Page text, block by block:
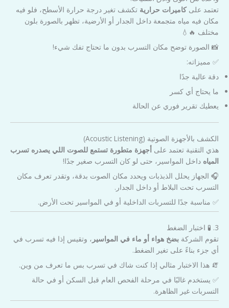
تعتمد علىكاميرات حرارية تكشف تغير درجة حرارة الأسطح، فلو فيه
مكان فيه مياه متجمعة داخل الجدار أو الأرضية، تظهر بالصورة بلون
مختلف 🔥💧
📸 الصورة توضح مكان التسرب بدون ما تحتاج تفك شيء!
✅ مميزاته:
دقة عالية جدًا
ما يحتاج أي كسر
يعطيك تقرير فوري عن الحالة
الكشف بالأجهزة الصوتية (Acoustic Listening)
هذي التقنية تعتمد على أجهزة متطورة تستمع للصوت اللي يصدره تسرب
المياه داخل المواسير، حتى لو كان التسرب صغير جدًا!
🎧 الجهاز يحلل الذبذبات ويحدد مكان الصوت بدقة، وتقدر تعرف مكان
التسرب تحت البلاط أو داخل الجدار.
✅ مناسبة جدًا للتسربات الداخلية أو في المواسير تحت الأرض.
3. 🧪 اختبار الضغط
تقوم الشركة بضخ هواء أو ماء في المواسير ، وتقيس إذا فيه تسرب في
أي جزء بناءً على تغير الضغط.
🧯 هذا الاختبار مثالي إذا كنت شاك في تسرب بس ما تعرف من وين.
✅ يستخدم غالبًا في مرحلة الفحص العام قبل السكن أو في حالة
التسربات غير الظاهرة.